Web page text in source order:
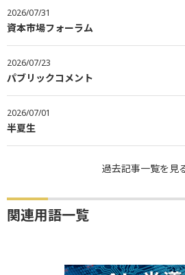
2026/07/31
資本市場フォーラム
2026/07/23
パブリックコメント
2026/07/01
半夏生
過去記事一覧を見
関連用語一覧